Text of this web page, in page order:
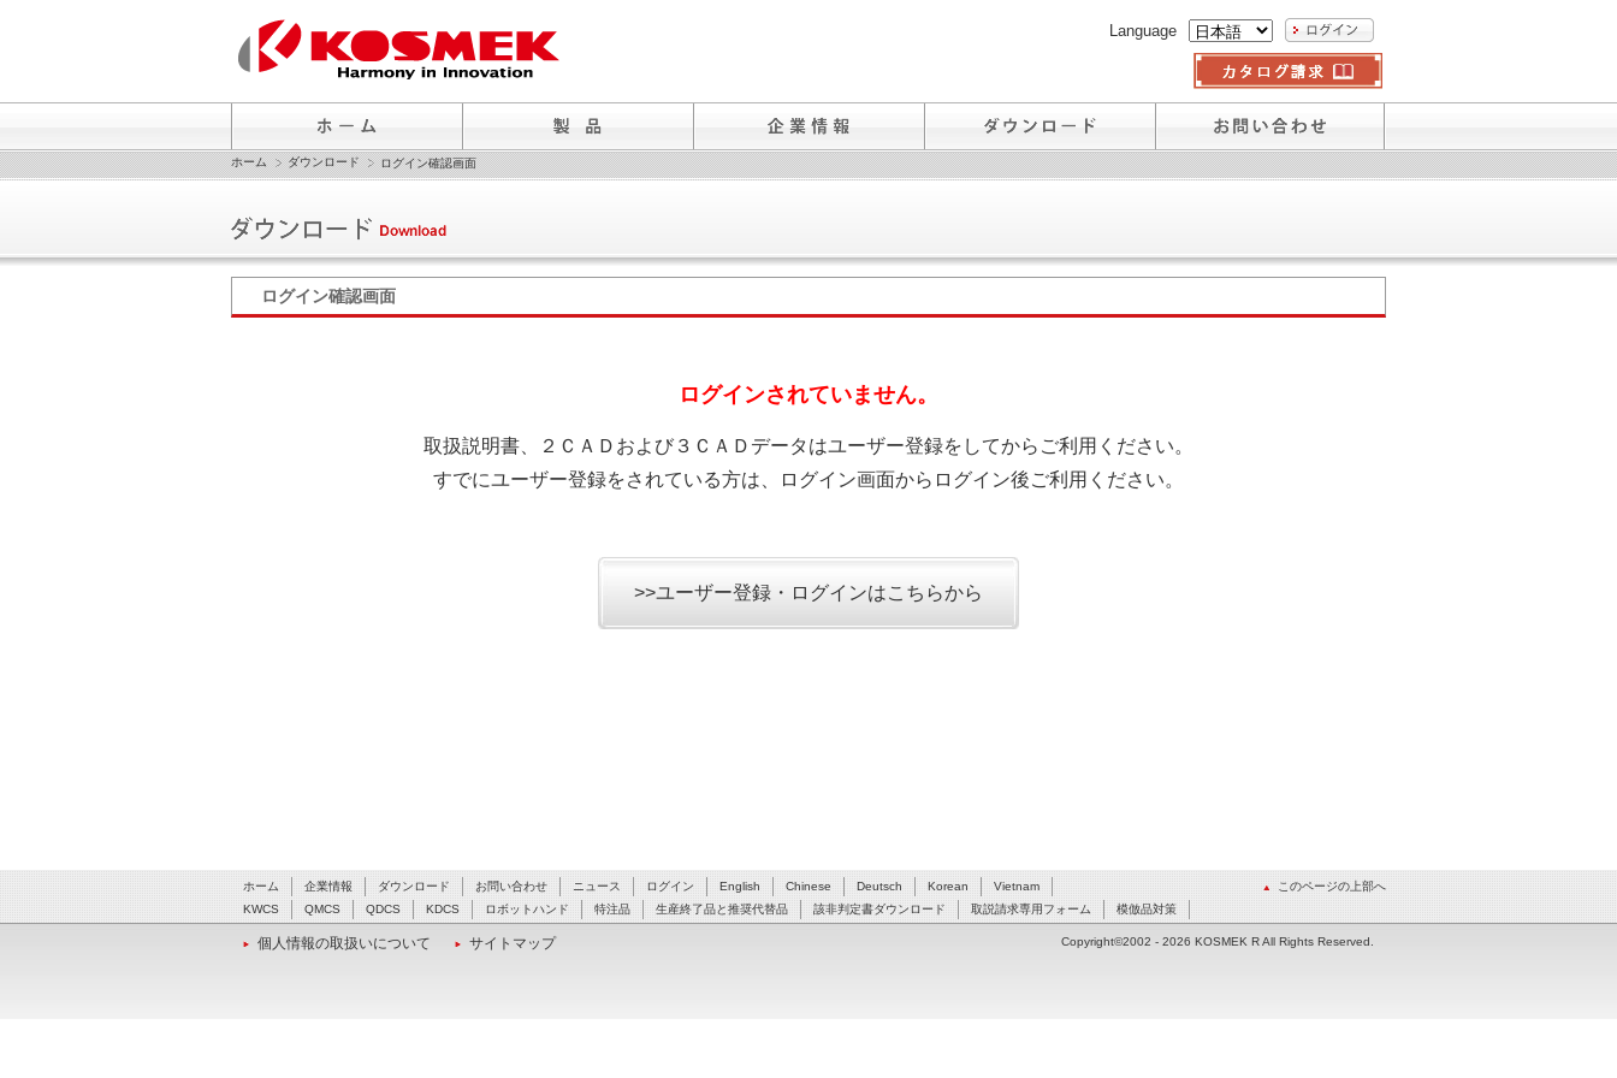
Language
ホーム ダウンロード ログイン確認画面
ログイン確認画面
ログインされていません。
取扱説明書、２ＣＡＤおよび３ＣＡＤデータはユーザー登録をしてからご利用ください。
すでにユーザー登録をされている方は、ログイン画面からログイン後ご利用ください。
>>ユーザー登録・ログインはこちらから
このページの上部へ
ホーム 企業情報 ダウンロード お問い合わせ ニュース ログイン English Chinese Deutsch Korean
Vietnam
KWCS
QMCS QDCS KDCS ロボットハンド 特注品 生産終了品と推奨代替品 該非判定書ダウンロード 取説請求専用フォーム 模倣品対策
個人情報の取扱いについて サイトマップ Copyright©2002 - 2026 KOSMEK R All Rights Reserved.